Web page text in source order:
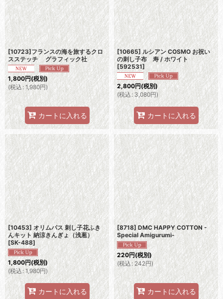
[10723]フランスの海を旅するクロ
スステッチ グラフィック社
1,800円(税別)
(税込 : 1,980円)
カートに入れる
[10665] ルシアン COSMO お祝い
の刺し子布 寿 / ホワイト
[592531]
2,800円(税別)
(税込: 3,080円)
カートに入れる
[10453] オリムパス 刺し子花ふき
んキット 納涼きんぎょ（浅葱）
[SK-488]
1,800円(税別)
(税込 : 1,980円)
カートに入れる
[8718] DMC HAPPY COTTON -
Special Amigurumi-
220円(税別)
(税込: 242円)
カートに入れる